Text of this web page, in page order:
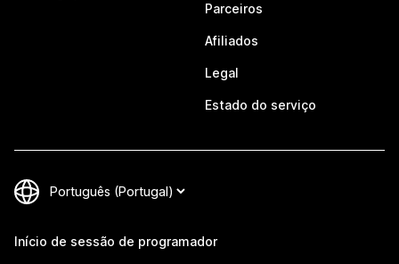
Parceiros
Afiliados
Legal
Estado do serviço
Início de sessão de programador